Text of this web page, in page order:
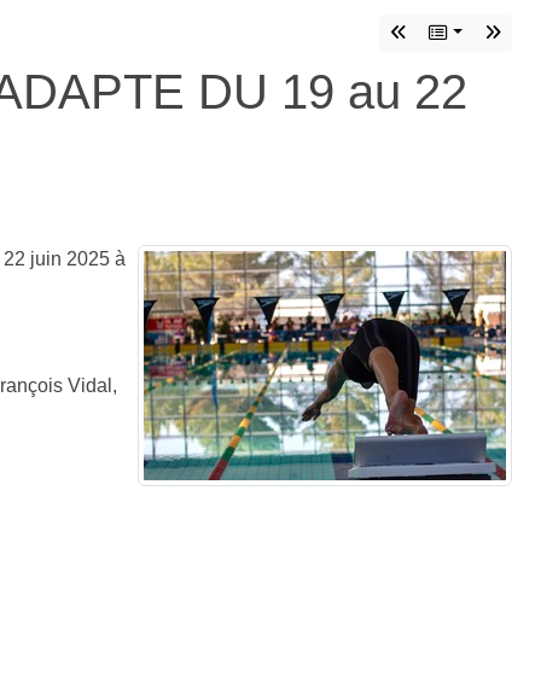
DU 19 au 22
juin 2025 à
Vidal,